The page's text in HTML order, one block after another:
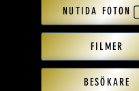
NUTIDA FOTON
FILMER
BESÖKARE